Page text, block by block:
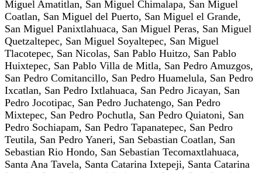
Miguel Amatitlan, San Miguel Chimalapa, San Miguel
Coatlan, San Miguel del Puerto, San Miguel el Grande,
San Miguel Panixtlahuaca, San Miguel Peras, San Miguel
Quetzaltepec, San Miguel Soyaltepec, San Miguel
Tlacotepec, San Nicolas, San Pablo Huitzo, San Pablo
Huixtepec, San Pablo Villa de Mitla, San Pedro Amuzgos,
San Pedro Comitancillo, San Pedro Huamelula, San Pedro
Ixcatlan, San Pedro Ixtlahuaca, San Pedro Jicayan, San
Pedro Jocotipac, San Pedro Juchatengo, San Pedro
Mixtepec, San Pedro Pochutla, San Pedro Quiatoni, San
Pedro Sochiapam, San Pedro Tapanatepec, San Pedro
Teutila, San Pedro Yaneri, San Sebastian Coatlan, San
Sebastian Rio Hondo, San Sebastian Tecomaxtlahuaca,
Santa Ana Tavela, Santa Catarina Ixtepeji, Santa Catarina